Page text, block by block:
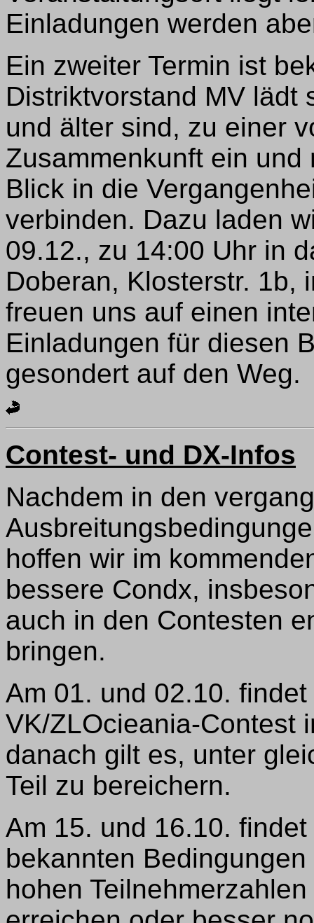
Einladungen werden
Ein zweiter Termin ist
Distriktvorstand MV lädt
und älter sind, zu einer
Zusammenkunft ein
Blick in die
verbinden. Dazu laden
09.12., zu 14:00 Uhr in
Doberan, Klosterstr. 1b,
freuen uns auf einen
Einladungen für diesen
gesondert auf den Weg.
Contest- und DX-Infos
Nachdem in den
hoffen wir im
bessere Condx,
auch in den Contesten
bringen.
Am 01. und 02.10.
VK/ZLOcieania-Contest
danach gilt es, unter
Teil zu bereichern.
Am 15. und 16.10.
bekannten
hohen